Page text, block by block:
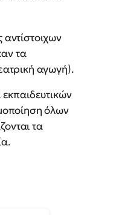
τα
αγωγή).
όλων
τα